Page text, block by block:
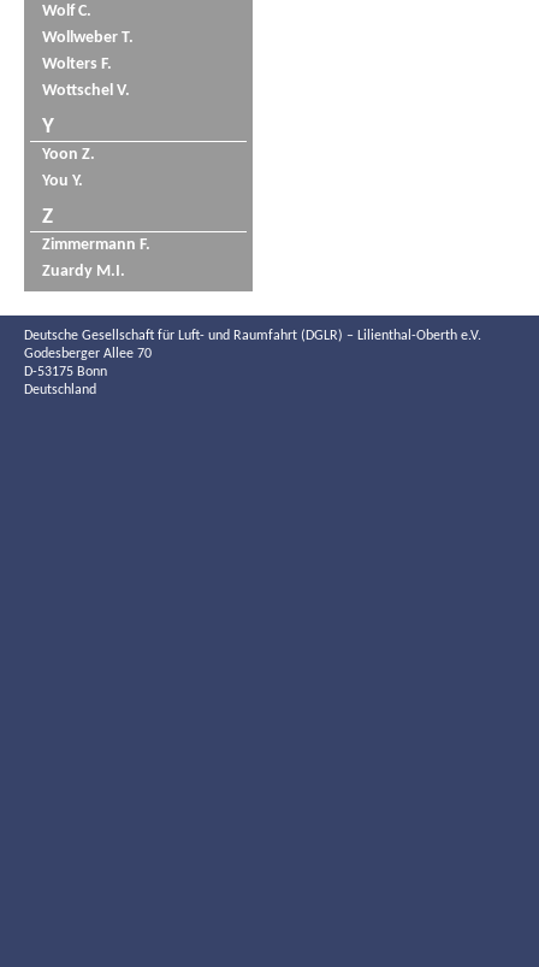
Wolf C.
Wollweber T.
Wolters F.
Wottschel V.
Y
Yoon Z.
You Y.
Z
Zimmermann F.
Zuardy M.I.
Deutsche Gesellschaft für Luft- und Raumfahrt (DGLR) – Lilienthal-Oberth e.V.
Godesberger Allee 70
D-53175 Bonn
Deutschland